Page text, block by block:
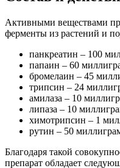
Активными веществами
ферменты из растений и
панкреатин – 100
папаин – 60
бромелаин – 45
трипсин – 24
амилаза – 10
липаза – 10
химотрипсин – 1
рутин – 50
Благодаря такой
препарат обладает